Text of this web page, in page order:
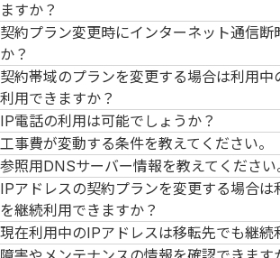
ますか？
契約プラン変更時にインターネット通信断
か？
契約帯域のプランを変更する場合は利用
利用できますか？
IP電話の利用は可能でしょうか？
工事費が変動する条件を教えてください。
参照用DNSサーバー情報を教えてください
IPアドレスの契約プランを変更する場合は
を継続利用できますか？
現在利用中のIPアドレスは移転先でも継続